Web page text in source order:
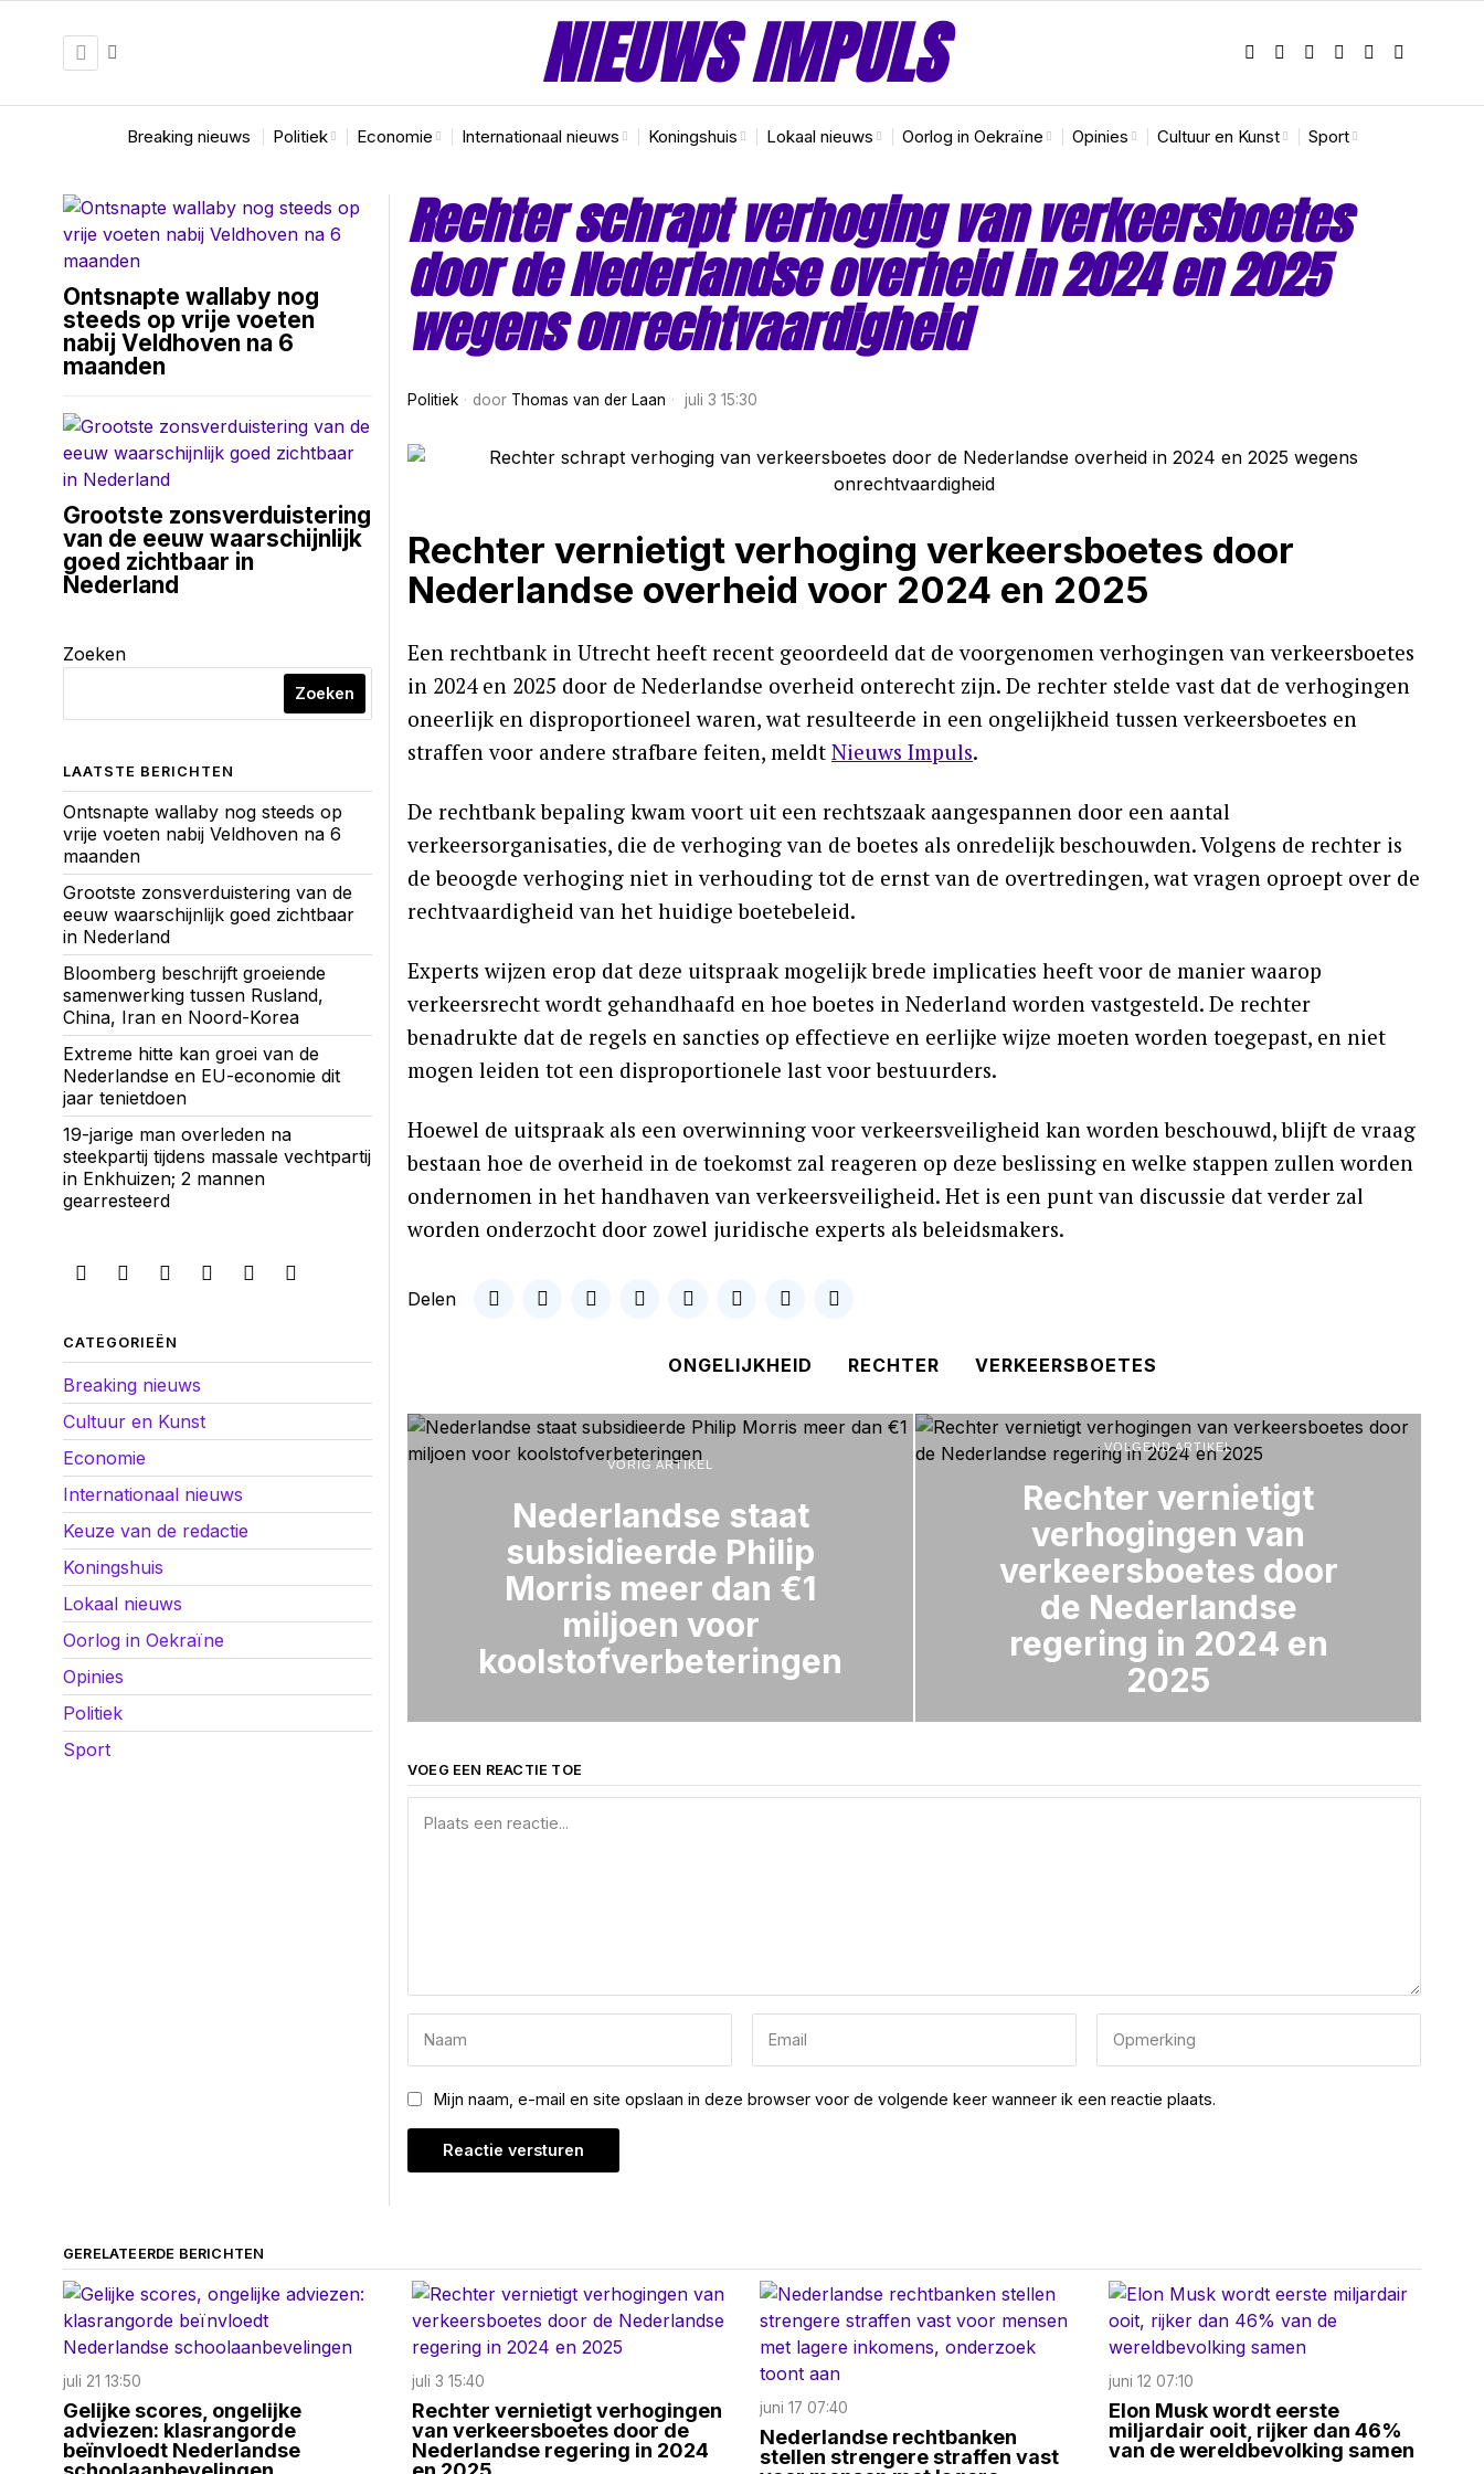
NIEUWS IMPULS
Breaking nieuws Politiek Economie Internationaal nieuws Koningshuis Lokaal nieuws Oorlog in Oekraïne Opinies Cultuur en Kunst Sport
Rechter schrapt verhoging van verkeersboetes
door de Nederlandse overheid in 2024 en 2025
wegens onrechtvaardigheid
Politiek door Thomas van der Laan juli 3 15:30
Rechter vernietigt verhoging verkeersboetes door
Nederlandse overheid voor 2024 en 2025
Een rechtbank in Utrecht heeft recent geoordeeld dat de voorgenomen verhogingen van verkeersboetes
in 2024 en 2025 door de Nederlandse overheid onterecht zijn. De rechter stelde vast dat de verhogingen
oneerlijk en disproportioneel waren, wat resulteerde in een ongelijkheid tussen verkeersboetes en
straffen voor andere strafbare feiten, meldt Nieuws Impuls.
De rechtbank bepaling kwam voort uit een rechtszaak aangespannen door een aantal
verkeersorganisaties, die de verhoging van de boetes als onredelijk beschouwden. Volgens de rechter is
de beoogde verhoging niet in verhouding tot de ernst van de overtredingen, wat vragen oproept over de
rechtvaardigheid van het huidige boetebeleid.
Experts wijzen erop dat deze uitspraak mogelijk brede implicaties heeft voor de manier waarop
verkeersrecht wordt gehandhaafd en hoe boetes in Nederland worden vastgesteld. De rechter
benadrukte dat de regels en sancties op effectieve en eerlijke wijze moeten worden toegepast, en niet
mogen leiden tot een disproportionele last voor bestuurders.
Hoewel de uitspraak als een overwinning voor verkeersveiligheid kan worden beschouwd, blijft de vraag
bestaan hoe de overheid in de toekomst zal reageren op deze beslissing en welke stappen zullen worden
ondernomen in het handhaven van verkeersveiligheid. Het is een punt van discussie dat verder zal
worden onderzocht door zowel juridische experts als beleidsmakers.
Delen
ONGELIJKHEID RECHTER VERKEERSBOETES
VORIG ARTIKEL
Nederlandse staat
subsidieerde Philip
Morris meer dan €1
miljoen voor
koolstofverbeteringen
VOLGEND ARTIKEL
Rechter vernietigt
verhogingen van
verkeersboetes door
de Nederlandse
regering in 2024 en
2025
VOEG EEN REACTIE TOE
Mijn naam, e-mail en site opslaan in deze browser voor de volgende keer wanneer ik een reactie plaats.
Ontsnapte wallaby nog
steeds op vrije voeten
nabij Veldhoven na 6
maanden
Grootste zonsverduistering
van de eeuw waarschijnlijk
goed zichtbaar in
Nederland
Zoeken
Zoeken
LAATSTE BERICHTEN
Ontsnapte wallaby nog steeds op
vrije voeten nabij Veldhoven na 6
maanden
Grootste zonsverduistering van de
eeuw waarschijnlijk goed zichtbaar
in Nederland
Bloomberg beschrijft groeiende
samenwerking tussen Rusland,
China, Iran en Noord-Korea
Extreme hitte kan groei van de
Nederlandse en EU-economie dit
jaar tenietdoen
19-jarige man overleden na
steekpartij tijdens massale vechtpartij
in Enkhuizen; 2 mannen
gearresteerd
CATEGORIEËN
Breaking nieuws
Cultuur en Kunst
Economie
Internationaal nieuws
Keuze van de redactie
Koningshuis
Lokaal nieuws
Oorlog in Oekraïne
Opinies
Politiek
Sport
GERELATEERDE BERICHTEN
juli 21 13:50
Gelijke scores, ongelijke
adviezen: klasrangorde
beïnvloedt Nederlandse
juli 3 15:40
Rechter vernietigt verhogingen
van verkeersboetes door de
Nederlandse regering in 2024
juni 17 07:40
Nederlandse rechtbanken
stellen strengere straffen vast
juni 12 07:10
Elon Musk wordt eerste
miljardair ooit, rijker dan 46%
van de wereldbevolking samen